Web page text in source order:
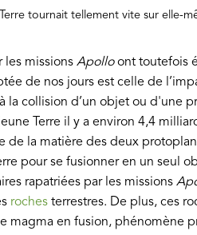
tournait tellement vite sur elle-
les missions Apolloont toutefois
de nos jours est celle de
la collision d’un objet ou d'une
Terre il y a environ 4,4
de la matière des deux
pour se fusionner en un seul
rapatriées par les missions
roches terrestres. De plus, ces
magma en fusion, phénomène